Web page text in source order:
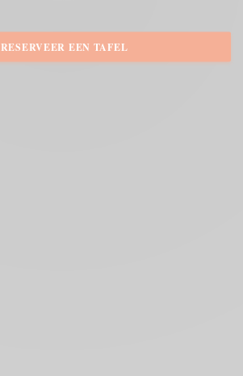
RESERVEER EEN TAFEL